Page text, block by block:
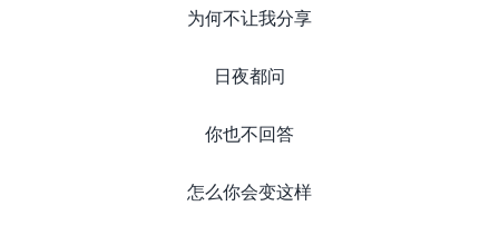
为何不让我分享
日夜都问
你也不回答
怎么你会变这样